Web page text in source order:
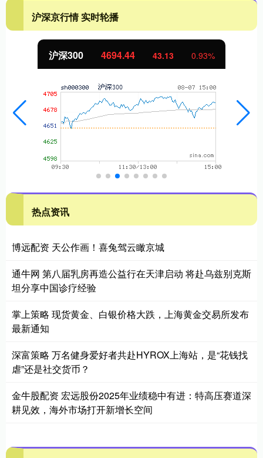
沪深京行情 实时轮播
沪深300 4694.44 43.13 0.93%
热点资讯
博远配资 天公作画！喜兔驾云瞰京城
通牛网 第八届乳房再造公益行在天津启动 将赴乌兹别克斯
坦分享中国诊疗经验
掌上策略 现货黄金、白银价格大跌，上海黄金交易所发布
最新通知
深富策略 万名健身爱好者共赴HYROX上海站，是“花钱找
虐”还是社交货币？
金牛股配资 宏远股份2025年业绩稳中有进：特高压赛道深
耕见效，海外市场打开新增长空间